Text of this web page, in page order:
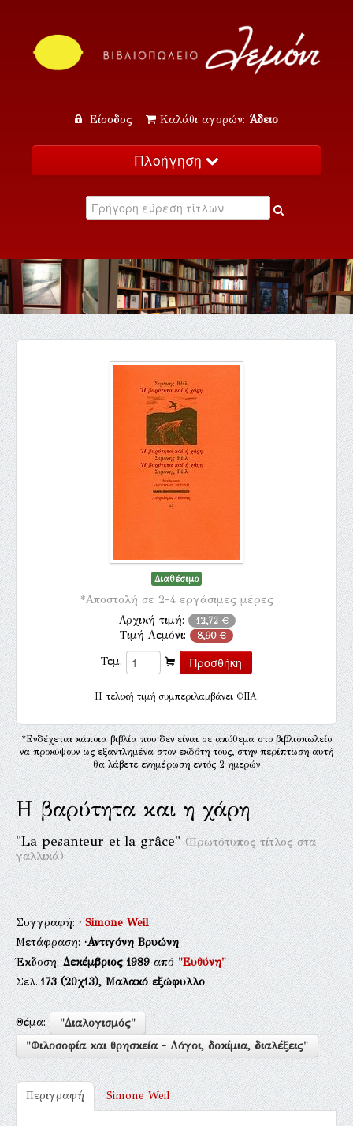
Είσοδος Καλάθι αγορών: Άδειο
Πλοήγηση
Κατάλογος
Εκδηλώσεις
Επικοινωνία
Διαθέσιμο
*Αποστολή σε 2-4 εργάσιμες μέρες
Αρχική τιμή: 12,72 €
Τιμή Λεμόνι: 8,90 €
Τεμ.
H τελική τιμή συμπεριλαμβάνει ΦΠΑ.
*Ενδέχεται κάποια βιβλία που δεν είναι σε απόθεμα στο βιβλιοπωλείο
να προκύψουν ως εξαντλημένα στον εκδότη τους, στην περίπτωση αυτή
θα λάβετε ενημέρωση εντός 2 ημερών
Η βαρύτητα και η χάρη
"La pesanteur et la grâce"(Πρωτότυπος τίτλος στα
γαλλικά)
Συγγραφή:·Simone Weil
Μετάφραση:·Αντιγόνη Βρυώνη
Έκδοση:Δεκέμβριος 1989από"Ευθύνη"
Σελ.:173(20χ13), Μαλακό εξώφυλλο
Θέμα:
"Διαλογισμός"
"Φιλοσοφία και θρησκεία - Λόγοι, δοκίμια, διαλέξεις"
Περιγραφή Simone Weil